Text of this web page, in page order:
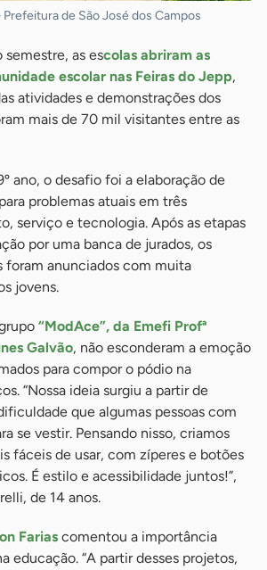
de São José dos Campos
semestre, as escolas abriram as
escolar nas Feiras do Jepp,
atividades e demonstrações dos
mais de 70 mil visitantes entre as
ano, o desafio foi a elaboração de
problemas atuais em três
serviço e tecnologia. Após as etapas
por uma banca de jurados, os
foram anunciados com muita
jovens.
“ModAce”, da Emefi Profª
Galvão, não esconderam a emoção
para compor o pódio na
“Nossa ideia surgiu a partir de
que algumas pessoas com
se vestir. Pensando nisso, criamos
fáceis de usar, com zíperes e botões
É estilo e acessibilidade juntos!”,
de 14 anos.
Farias comentou a importância
educação. “A partir desses projetos,